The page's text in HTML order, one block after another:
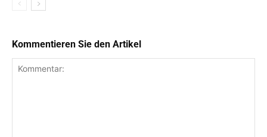
Kommentieren Sie den Artikel